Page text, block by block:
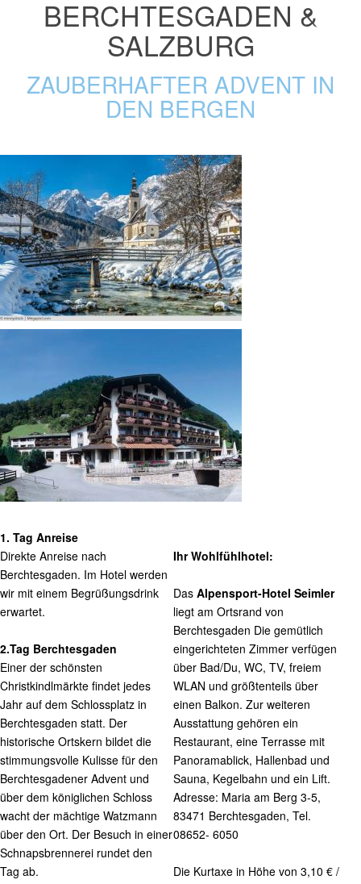
BERCHTESGADEN &
SALZBURG
ZAUBERHAFTER ADVENT IN
DEN BERGEN
1. Tag Anreise
Direkte Anreise nach
Berchtesgaden. Im Hotel werden
wir mit einem Begrüßungsdrink
erwartet.
2.Tag Berchtesgaden
Einer der schönsten
Christkindlmärkte findet jedes
Jahr auf dem Schlossplatz in
Berchtesgaden statt. Der
historische Ortskern bildet die
stimmungsvolle Kulisse für den
Berchtesgadener Advent und
über dem königlichen Schloss
wacht der mächtige Watzmann
über den Ort. Der Besuch in einer
Schnapsbrennerei rundet den
Tag ab.
Ihr Wohlfühlhotel:
DasAlpensport-Hotel Seimler
liegt am Ortsrand von
Berchtesgaden Die gemütlich
eingerichteten Zimmer verfügen
über Bad/Du, WC, TV, freiem
WLAN und größtenteils über
einen Balkon. Zur weiteren
Ausstattung gehören ein
Restaurant, eine Terrasse mit
Panoramablick, Hallenbad und
Sauna, Kegelbahn und ein Lift.
Adresse: Maria am Berg 3-5,
83471 Berchtesgaden, Tel.
08652- 6050
Die Kurtaxe in Höhe von 3,10 € /